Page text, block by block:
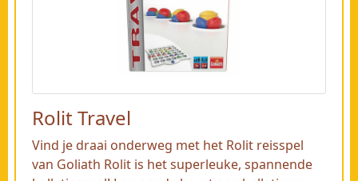
Rolit Travel
Vind je draai onderweg met het Rolit reisspel
van Goliath Rolit is het superleuke, spannende